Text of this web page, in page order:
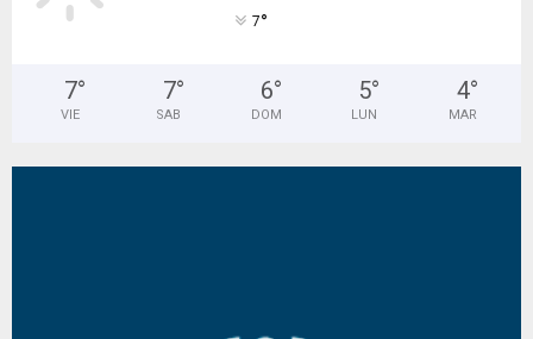
7°
7°
VIE
7°
SAB
6°
DOM
5°
LUN
4°
MAR